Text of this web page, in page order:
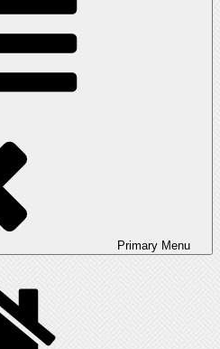
Primary Menu